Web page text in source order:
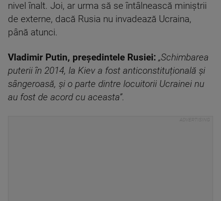
nivel înalt. Joi, ar urma să se întâlnească miniștrii
de externe, dacă Rusia nu invadează Ucraina,
până atunci.
Vladimir Putin, președintele Rusiei: „Schimbarea
puterii în 2014, la Kiev a fost anticonstituțională și
sângeroasă, și o parte dintre locuitorii Ucrainei nu
au fost de acord cu aceasta”.